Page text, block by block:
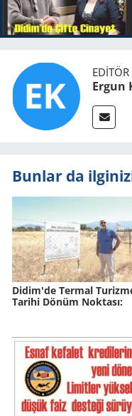
Ergun
Bunlar da
Didim'de Ter­mal
Ta­ri­hi Dönüm Nok­ta­sı: